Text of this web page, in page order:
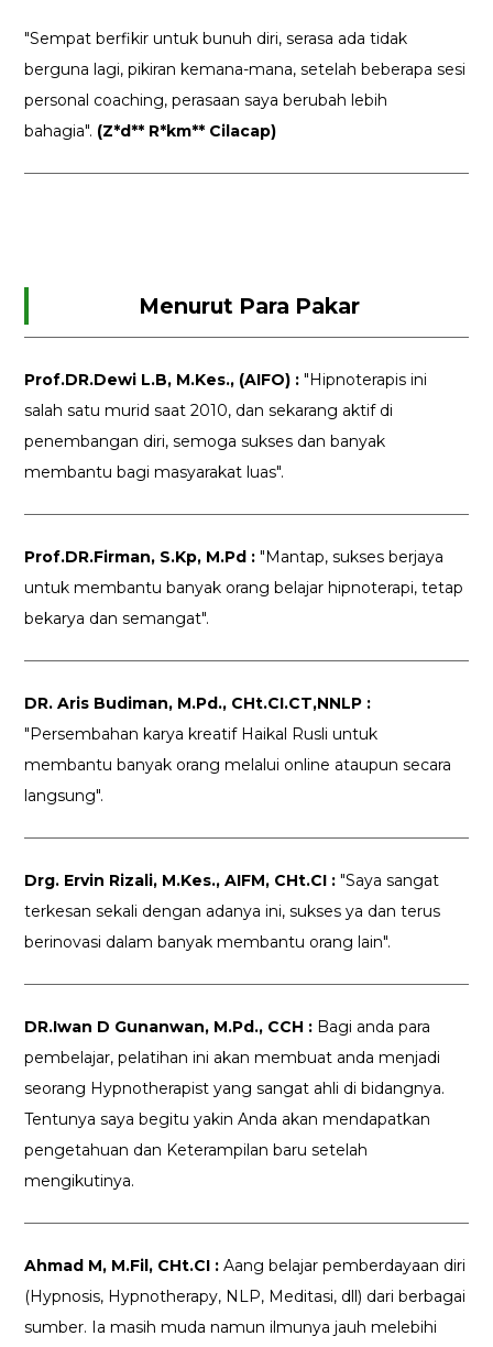
"Sempat berfikir untuk bunuh diri, serasa ada tidak
berguna lagi, pikiran kemana-mana, setelah beberapa sesi
personal coaching, perasaan saya berubah lebih
bahagia". (Z*d** R*km** Cilacap)
Menurut Para Pakar
Prof.DR.Dewi L.B, M.Kes., (AIFO) :"Hipnoterapis ini
salah satu murid saat 2010, dan sekarang aktif di
penembangan diri, semoga sukses dan banyak
membantu bagi masyarakat luas".
Prof.DR.Firman, S.Kp, M.Pd : "Mantap, sukses berjaya
untuk membantu banyak orang belajar hipnoterapi, tetap
bekarya dan semangat".
DR. Aris Budiman, M.Pd., CHt.CI.CT,NNLP :
"Persembahan karya kreatif Haikal Rusli untuk
membantu banyak orang melalui online ataupun secara
langsung".
Drg. Ervin Rizali, M.Kes., AIFM, CHt.CI : "Saya sangat
terkesan sekali dengan adanya ini, sukses ya dan terus
berinovasi dalam banyak membantu orang lain".
DR.Iwan D Gunanwan, M.Pd., CCH : Bagi anda para
pembelajar, pelatihan ini akan membuat anda menjadi
seorang Hypnotherapist yang sangat ahli di bidangnya.
Tentunya saya begitu yakin Anda akan mendapatkan
pengetahuan dan Keterampilan baru setelah
mengikutinya.
Ahmad M, M.Fil, CHt.CI : Aang belajar pemberdayaan diri
(Hypnosis, Hypnotherapy, NLP, Meditasi, dll) dari berbagai
sumber. Ia masih muda namun ilmunya jauh melebihi